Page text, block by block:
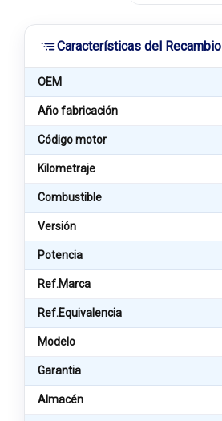
Características del Recambio
OEM
Año fabricación
Código motor
Kilometraje
Combustible
Versión
Potencia
Ref.Marca
Ref.Equivalencia
Modelo
Garantia
Almacén